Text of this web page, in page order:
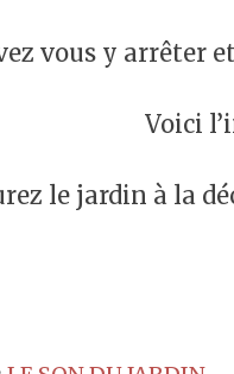
vous y arrêter
Voici
le jardin à la